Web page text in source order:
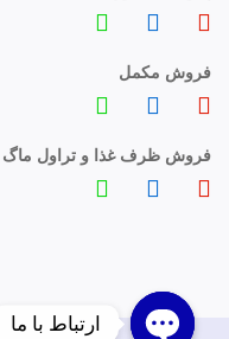
فروش مکمل
فروش ظرف غذا و تراول ماگ
ارتباط با ما